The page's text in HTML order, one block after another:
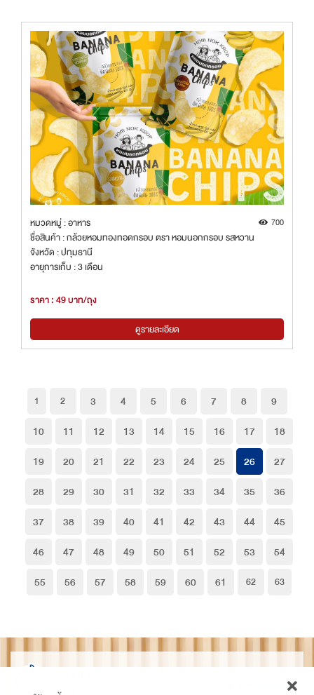
หมวดหมู่ : อาหาร 700
ชื่อสินค้า : กล้วยหอมทองทอดกรอบ ตรา หอมนอกกรอบ รสหวาน
จังหวัด : ปทุมธานี
อายุการเก็บ : 3 เดือน
ราคา : 49 บาท/ถุง
ดูรายละเอียด
1 2 3 4 5 6 7 8
9
10
11 12 13 14 15 16 17
18
19
20 21 22 23 24 25 26
27
28
29 30 31 32 33 34 35
36
37
38 39 40 41 42 43 44
45
46
47 48 49 50 51 52 53
54
55
56 57 58 59 60 61 62 63
ไทยเด็ด